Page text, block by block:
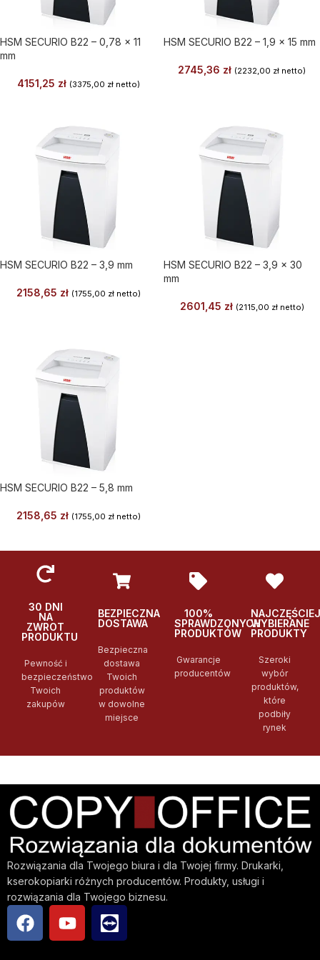
HSM SECURIO B22 – 0,78 x 11
mm
4151,25 zł (3375,00 złnetto)
HSM SECURIO B22 – 1,9 x 15 mm
2745,36 zł (2232,00 zł netto)
HSM SECURIO B22 – 3,9 mm
2158,65 zł (1755,00 złnetto)
HSM SECURIO B22 – 3,9 x 30
mm
2601,45 zł (2115,00 złnetto)
HSM SECURIO B22 – 5,8 mm
2158,65 zł (1755,00 złnetto)
30 DNI
NA
ZWROT
PRODUKTU
Pewność i
bezpieczeństwo
Twoich
zakupów
BEZPIECZNA
DOSTAWA
Bezpieczna
dostawa
Twoich
produktów
w dowolne
miejsce
100%
SPRAWDZONYCH
PRODUKTÓW
Gwarancje
producentów
NAJCZĘŚCIEJ
WYBIERANE
PRODUKTY
Szeroki
wybór
produktów,
które
podbiły
rynek
Rozwiązania dla Twojego biura i dla Twojej firmy. Drukarki,
kserokopiarki różnych producentów. Produkty, usługi i
rozwiązania dla Twojego biznesu.